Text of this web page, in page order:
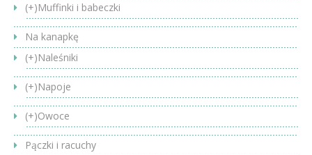
(+)Muffinki i babeczki
Na kanapkę
(+)Naleśniki
(+)Napoje
(+)Owoce
Pączki i racuchy